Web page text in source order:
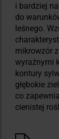
i bardziej
do
leśnego.
mikrowzór
wyraźnymi
kontury
głębokie
co
cienistej